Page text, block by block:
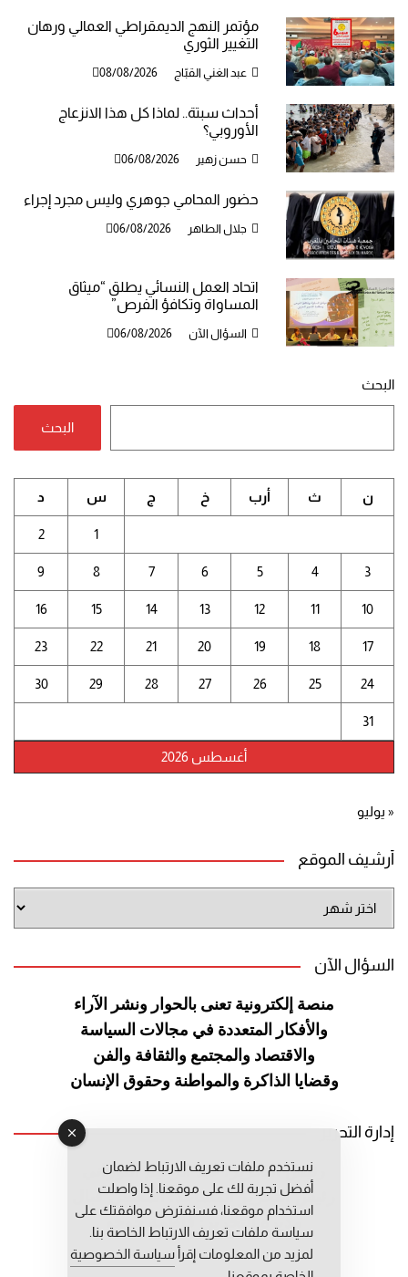
مؤتمر النهج الديمقراطي العمالي ورهان
التغيير الثوري
عبد الغني القبّاج 08/08/2026
أحداث سبتة.. لماذا كل هذا الانزعاج
الأوروبي؟
حسن زهير 06/08/2026
حضور المحامي جوهري وليس مجرد إجراء
جلال الطاهر 06/08/2026
اتحاد العمل النسائي يطلق “ميثاق
المساواة وتكافؤ الفرص”
السؤال الآن 06/08/2026
البحث
البحث
أغسطس 2026
ن ث أرب خ ج س د
1
2
3
4
5
6
7
8
9
10
11
12
13
14
15
16
17
18
19
20
21
22
23
24
25
26
27
28
29
30
31
« يوليو
أرشيف الموقع
الموقع
السؤال الآن
منصة إلكترونية تعنى بالحوار ونشر الآراء
والأفكار المتعددة في مجالات السياسة
والاقتصاد والمجتمع والثقافة والفن
وقضايا الذاكرة والمواطنة وحقوق الإنسان
إدارة التحرير
رئيس التحرير: عبد الرحيم التوراني
رئيس التحرير المساعد: المعطي قبال
مديرة التحرير: فاطمة حوحو
نستخدم ملفات تعريف الارتباط لضمان
أفضل تجربة لك على موقعنا. إذا واصلت
استخدام موقعنا، فسنفترض موافقتك على
سياسة ملفات تعريف الارتباط الخاصة بنا.
لمزيد من المعلومات إقرأ سياسة الخصوصية